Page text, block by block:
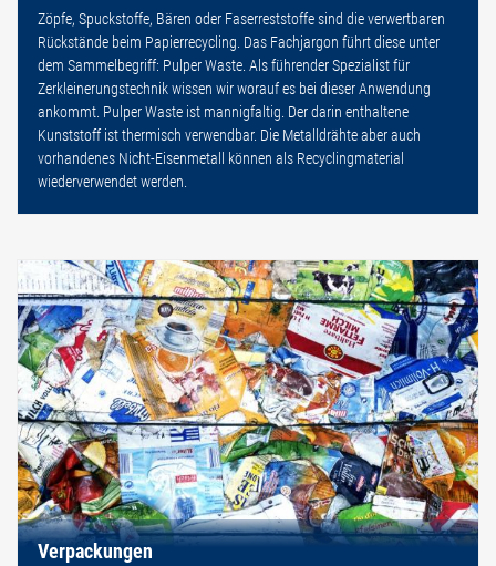
Zöpfe, Spuckstoffe, Bären oder Faserreststoffe sind die verwertbaren
Rückstände beim Papierrecycling. Das Fachjargon führt diese unter
dem Sammelbegriff: Pulper Waste. Als führender Spezialist für
Zerkleinerungstechnik wissen wir worauf es bei dieser Anwendung
ankommt. Pulper Waste ist mannigfaltig. Der darin enthaltene
Kunststoff ist thermisch verwendbar. Die Metalldrähte aber auch
vorhandenes Nicht-Eisenmetall können als Recyclingmaterial
wiederverwendet werden.
Verpackungen